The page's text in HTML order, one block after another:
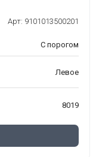
Арт: 9101013500201
С порогом
Левое
8019